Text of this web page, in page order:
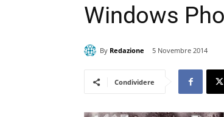
Windows
By Redazione 5 Novembre 2014
Condividere